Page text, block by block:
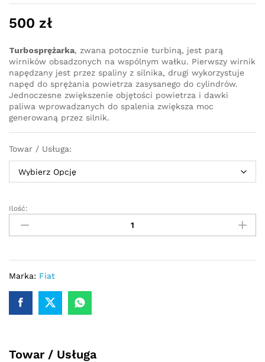
500 zł
Turbosprężarka, zwana potocznie turbiną, jest parą
wirników obsadzonych na wspólnym wałku. Pierwszy wirnik
napędzany jest przez spaliny z silnika, drugi wykorzystuje
napęd do sprężania powietrza zasysanego do cylindrów.
Jednoczesne zwiększenie objętości powietrza i dawki
paliwa wprowadzanych do spalenia zwiększa moc
generowaną przez silnik.
Towar / Usługa:
Turbosprężarka-
turbina
Fiat
1.3
JTDM
KM
54359700027
Ilość:
Marka: Fiat
Towar / Usługa